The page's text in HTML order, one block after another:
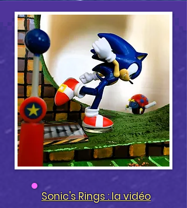
Sonic's Rings : la vidéo